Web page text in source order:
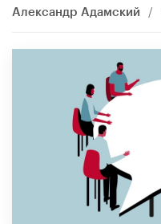
Александр Адамский /